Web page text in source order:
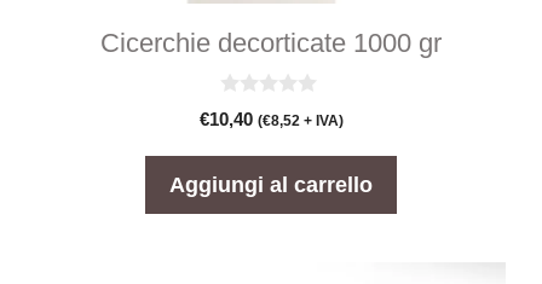
Cicerchie decorticate 1000 gr
0
s
€10,40 (€8,52 + IVA)
Aggiungi al carrello